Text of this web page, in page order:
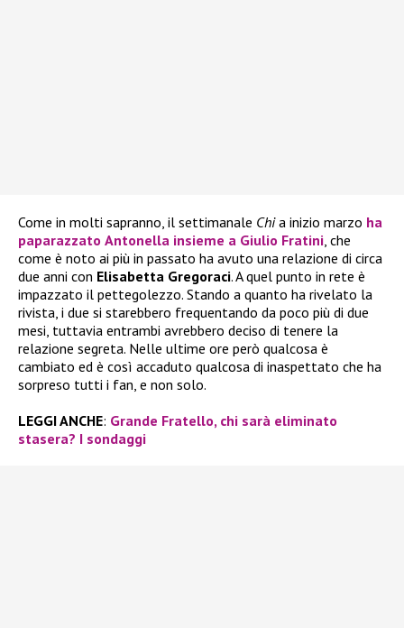
Come in molti sapranno, il settimanale Chia inizio marzo ha
paparazzato Antonella insieme a Giulio Fratini, che
come è noto ai più in passato ha avuto una relazione di circa
due anni con Elisabetta Gregoraci. A quel punto in rete è
impazzato il pettegolezzo. Stando a quanto ha rivelato la
rivista, i due si starebbero frequentando da poco più di due
mesi, tuttavia entrambi avrebbero deciso di tenere la
relazione segreta. Nelle ultime ore però qualcosa è
cambiato ed è così accaduto qualcosa di inaspettato che ha
sorpreso tutti i fan, e non solo.
LEGGI ANCHE: Grande Fratello, chi sarà eliminato
stasera? I sondaggi